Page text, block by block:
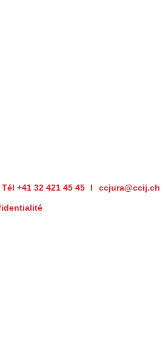
Tél +41 32 421 45 45 ccjura@ccij.ch